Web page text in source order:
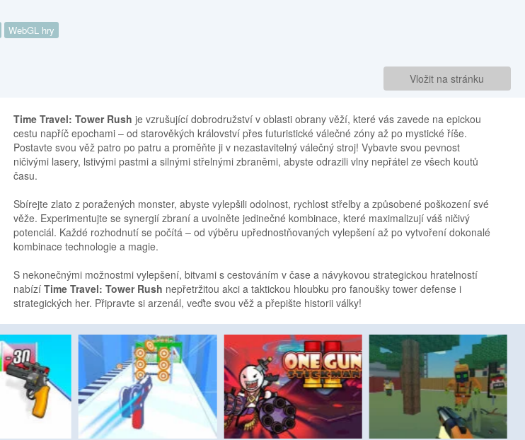
WebGL hry
Vložit na stránku
Time Travel: Tower Rush je vzrušující dobrodružství v oblasti obrany věží, které vás zavede na epickou
cestu napříč epochami – od starověkých království přes futuristické válečné zóny až po mystické říše.
Postavte svou věž patro po patru a proměňte ji v nezastavitelný válečný stroj! Vybavte svou pevnost
ničivými lasery, lstivými pastmi a silnými střelnými zbraněmi, abyste odrazili vlny nepřátel ze všech koutů
času.
Sbírejte zlato z poražených monster, abyste vylepšili odolnost, rychlost střelby a způsobené poškození své
věže. Experimentujte se synergií zbraní a uvolněte jedinečné kombinace, které maximalizují váš ničivý
potenciál. Každé rozhodnutí se počítá – od výběru upřednostňovaných vylepšení až po vytvoření dokonalé
kombinace technologie a magie.
S nekonečnými možnostmi vylepšení, bitvami s cestováním v čase a návykovou strategickou hratelností
nabízíTime Travel: Tower Rush nepřetržitou akci a taktickou hloubku pro fanoušky tower defense i
strategických her. Připravte si arzenál, veďte svou věž a přepište historii války!